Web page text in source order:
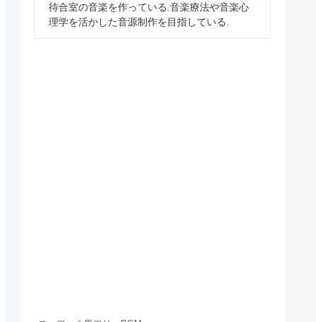
待合室の音楽を作っている.音楽療法や音楽心
理学を活かした音源制作を目指している.